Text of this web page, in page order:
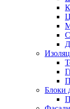
Блоки